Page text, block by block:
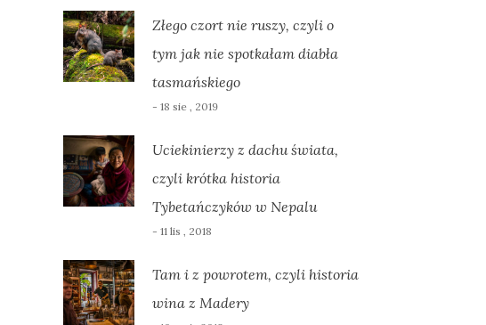
Złego czort nie ruszy, czyli o
tym jak nie spotkałam diabła
tasmańskiego
- 18 sie , 2019
Uciekinierzy z dachu świata,
czyli krótka historia
Tybetańczyków w Nepalu
- 11 lis , 2018
Tam i z powrotem, czyli historia
wina z Madery